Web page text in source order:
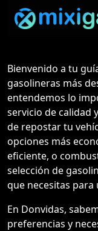
Bienvenido a tu
gasolineras más
entendemos lo
servicio de calidad
de repostar tu
opciones más
eficiente, o
selección de
que necesitas
En Donvidas,
preferencias y